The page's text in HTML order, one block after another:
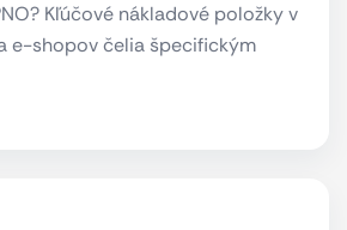
Kľúčové nákladové položky v
e-shopov čelia špecifickým